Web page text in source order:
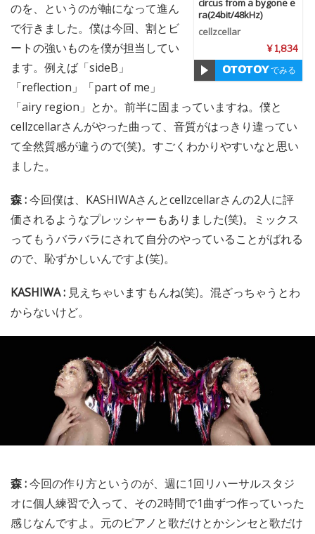
circus from a bygone e
ra(24bit/48kHz)
cellzcellar
¥ 1,834
でみる
のを、というのが軸になって進ん
で行きました。僕は今回、割とビ
ートの強いものを僕が担当してい
ます。例えば「sideB」
「reflection」「part of me」
「airy region」とか。前半に固まっていますね。僕と
cellzcellarさんがやった曲って、音質がはっきり違ってい
て全然質感が違うので(笑)。すごくわかりやすいなと思い
ました。
森 :今回僕は、KASHIWAさんとcellzcellarさんの2人に評
価されるようなプレッシャーもありました(笑)。ミックス
ってもうバラバラにされて自分のやっていることがばれる
ので、恥ずかしいんですよ(笑)。
KASHIWA : 見えちゃいますもんね(笑)。混ざっちゃうとわ
からないけど。
森 :今回の作り方というのが、週に1回リハーサルスタジ
オに個人練習で入って、その2時間で1曲ずつ作っていった
感じなんですよ。元のピアノと歌だけとかシンセと歌だけ